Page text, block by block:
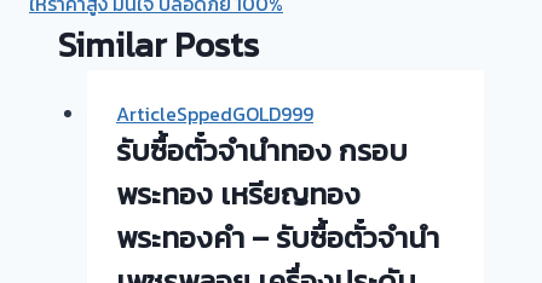
Similar Posts
ArticleSppedGOLD999
รับซื้อตั๋วจำนำทอง กรอบ
พระทอง เหรียญทอง
พระทองคำ – รับซื้อตั๋วจำนำ